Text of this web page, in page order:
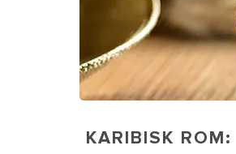
Glass of rum, cigar and a
distillery. The Caribbean
KARIBISK ROM: